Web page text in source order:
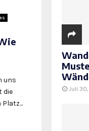
uns
die
Juli